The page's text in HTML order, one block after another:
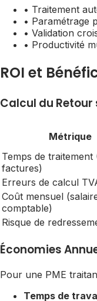
• Traitement
• Paramétrage
• Validation
• Productivité
ROI et
Calcul du
Métrique
Temps de traitement
factures)
Erreurs de calcul
Coût mensuel
comptable)
Risque de
Économies
Pour une PME
Temps de